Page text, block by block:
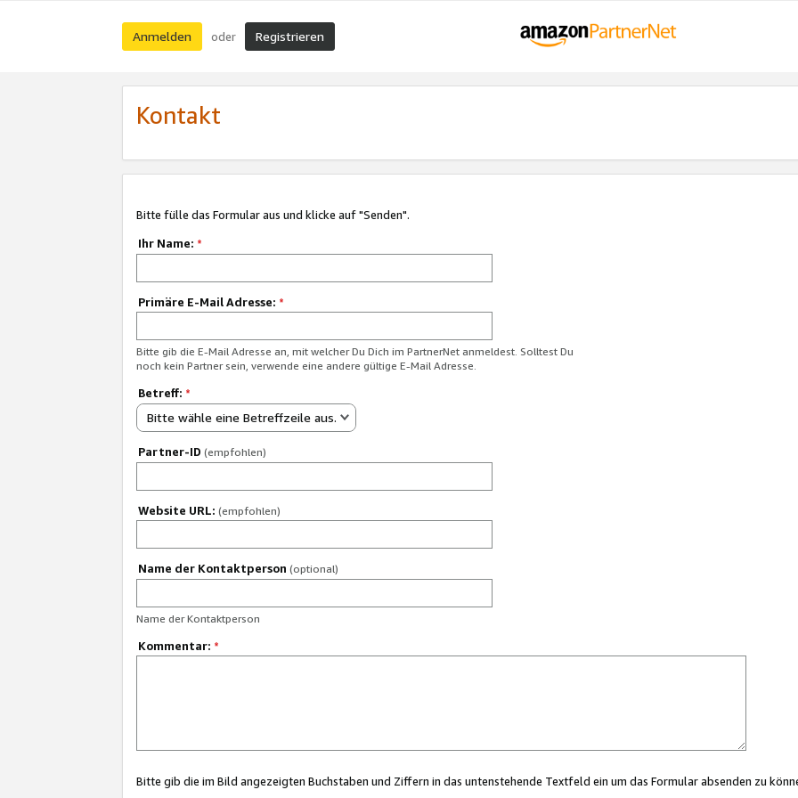
Anmelden oder Registrieren
Kontakt
Bitte fülle das Formular aus und klicke auf "Senden".
Ihr Name: *
Primäre E-Mail Adresse: *
Bitte gib die E-Mail Adresse an, mit welcher Du Dich im PartnerNet anmeldest. Solltest Du
noch kein Partner sein, verwende eine andere gültige E-Mail Adresse.
Betreff: *
Bitte wähle eine Betreffzeile aus.
Partner-ID (empfohlen)
Website URL: (empfohlen)
Name der Kontaktperson (optional)
Name der Kontaktperson
Kommentar: *
Bitte gib die im Bild angezeigten Buchstaben und Ziffern in das untenstehende Textfeld ein um das Formular absenden zu